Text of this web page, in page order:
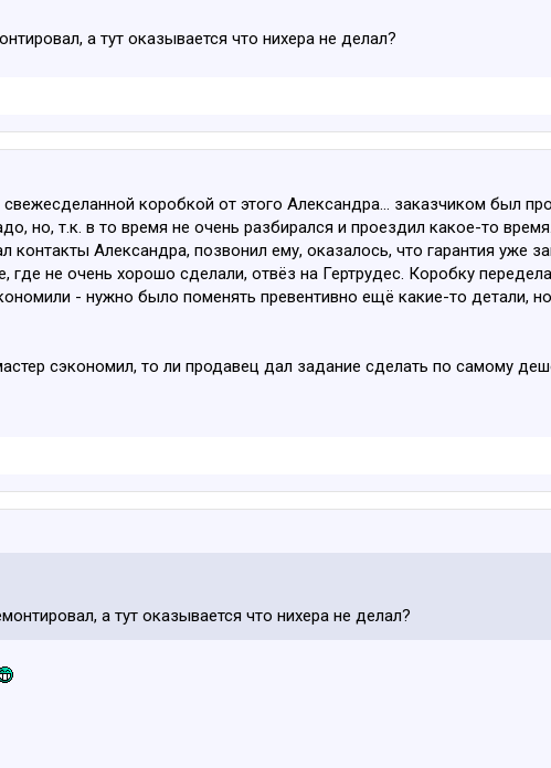
а тут оказывается что нихера не делал?
коробкой от этого Александра... заказчиком был
но, т.к. в то время не очень разбирался и проездил какое-то
контакты Александра, позвонил ему, оказалось, что гарантия уже
где не очень хорошо сделали, отвёз на Гертрудес. Коробку
- нужно было поменять превентивно ещё какие-то детали,
сэкономил, то ли продавец дал задание сделать по самому
а тут оказывается что нихера не делал?